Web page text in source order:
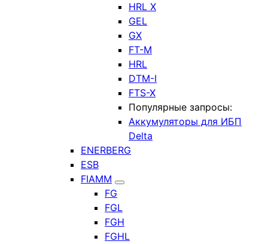
HRL X
GEL
GX
FT-M
HRL
DTM-I
FTS-X
Популярные запросы:
Аккумуляторы для ИБП
Delta
ENERBERG
ESB
FIAMM
FG
FGL
FGH
FGHL